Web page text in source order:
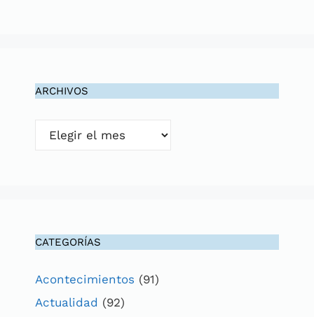
ARCHIVOS
Archivos
CATEGORÍAS
Acontecimientos (91)
Actualidad (92)